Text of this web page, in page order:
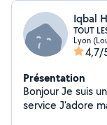
TOUT
Lyon
4,7/
Présentation
Bonjour Je suis
service J'adore ma profession qui englobe TOUS les